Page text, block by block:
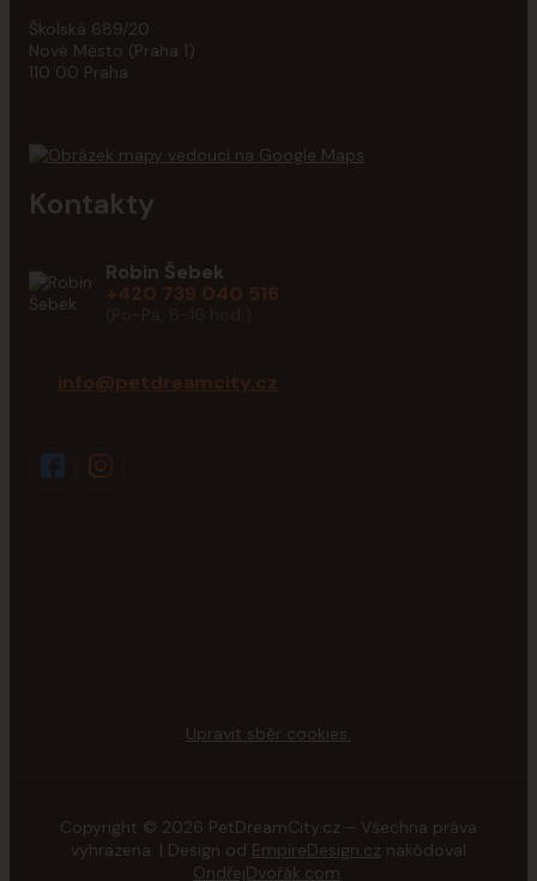
Školská 689/20
Nové Město (Praha 1)
110 00 Praha
Kontakty
Robin Šebek
+420 739 040 516
info@petdreamcity.cz
Upravit sběr cookies.
Copyright © 2026 PetDreamCity.cz – Všechna práva
vyhrazena. | Design od EmpireDesign.cz nakódoval
OndřejDvořák.com